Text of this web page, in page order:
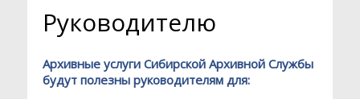
Руководителю
Архивные услуги Сибирской Архивной Службы
будут полезны руководителям для:
можете